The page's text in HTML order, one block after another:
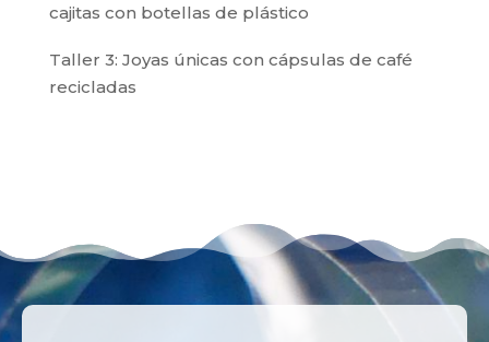
cajitas con botellas de plástico
Taller 3: Joyas únicas con cápsulas de café
recicladas